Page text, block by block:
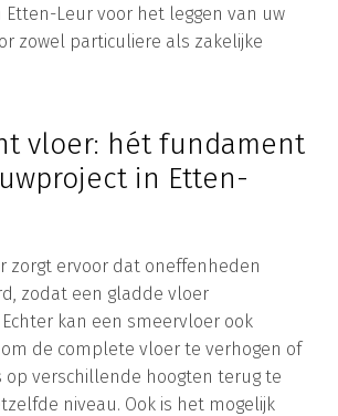
Leur voor het leggen van uw
zowel particuliere als zakelijke
vloer: hét fundament
in Etten-
zorgt ervoor dat oneffenheden
zodat een gladde vloer
kan een smeervloer ook
de complete vloer te verhogen of
verschillende hoogten terug te
niveau. Ook is het mogelijk